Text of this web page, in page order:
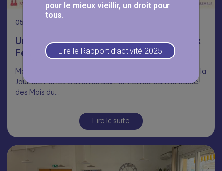
05
Une journée Portes Ouvertes réussie aux
Fermettes 🥳
Malgré la chaleur, nombreux ont répondu présents pour la
Journée Portes Ouvertes aux Fermettes, dans le cadre
des Mois du…
Lire la suite
pour le mieux vieillir, un droit pour
tous.
Lire le Rapport d’activité 2025